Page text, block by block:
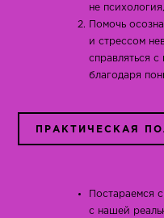
не
Помочь
и стрессом
справляться
благодаря
ПРАКТИЧЕСКАЯ
Постараемся
с нашей